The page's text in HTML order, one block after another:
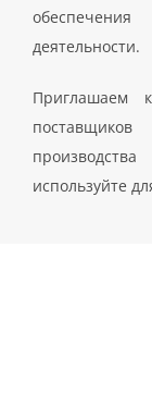
деятельности.
Приглашаем
используйте